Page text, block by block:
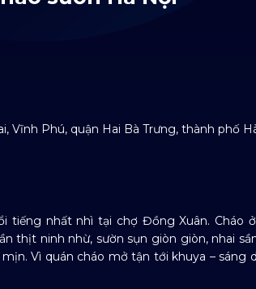
Phú, quận Hai Bà Trưng, thành phố
tiếng nhất nhì tại chợ Đồng Xuân. Cháo
thịt ninh nhừ, sườn sụn giòn giòn, nhai
Vì quán cháo mở tận tới khuya – sáng